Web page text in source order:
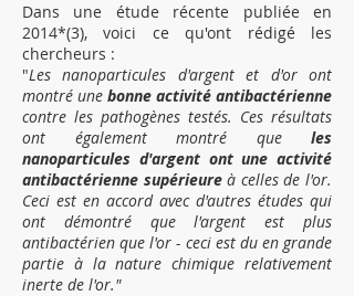
Dans une étude récente publiée en
2014*(3), voici ce qu'ont rédigé les
chercheurs :
"Les nanoparticules d'argent et d'or ont
montré une bonne activité antibactérienne
contre les pathogènes testés. Ces résultats
ont également montré que les
nanoparticules d'argent ont une activité
antibactérienne supérieureà celles de l'or.
Ceci est en accord avec d'autres études qui
ont démontré que l'argent est plus
antibactérien que l'or - ceci est du en grande
partie à la nature chimique relativement
inerte de l'or."